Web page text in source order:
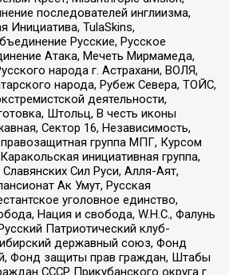
последователей инглиизма,
Инициатива, TulaSkins,
Русские, Русское
Атака, Мечеть Мирмамеда,
народа г. Астрахани, ВОЛЯ,
народа, Рубеж Севера, ТОЙС,
деятельности,
Штольц, В честь иконы
Сектор 16, Независимость,
группа МПГ, Курсом
инициативная группа,
Сил Руси, Алля-Аят,
Ак Умут, Русская
уголовное единство,
Нация и свобода, W.H.С., Фалунь
Патриотический клуб-
державный союз, Фонд
Фонд защиты прав граждан, Штабы
СССР Прикубанского округа г.